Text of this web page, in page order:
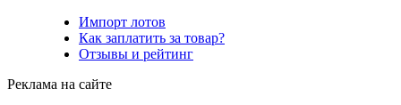
Импорт лотов
Как заплатить за товар?
Отзывы и рейтинг
Реклама на сайте